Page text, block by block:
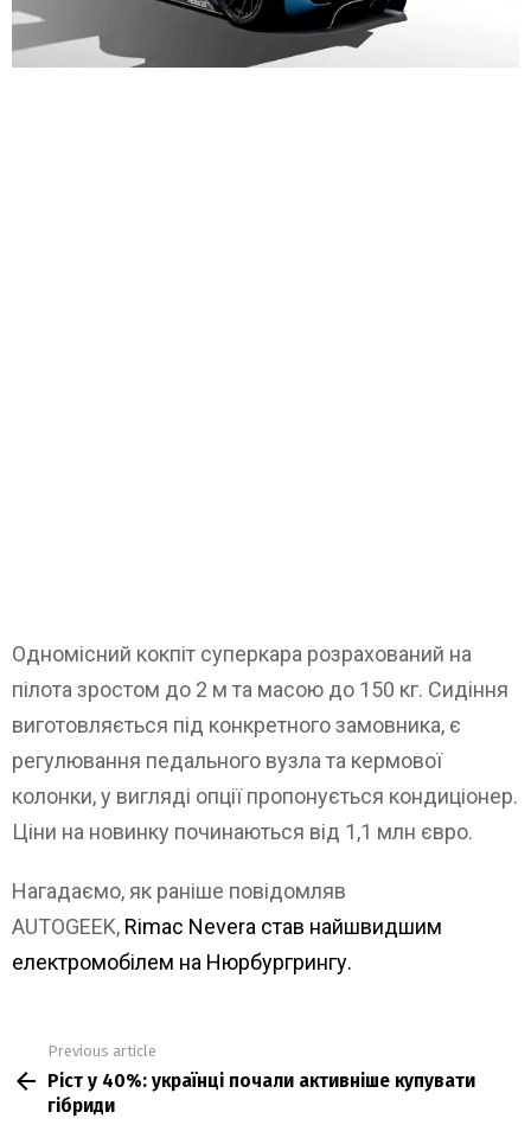
Одномісний кокпіт суперкара розрахований на
пілота зростом до 2 м та масою до 150 кг. Сидіння
виготовляється під конкретного замовника, є
регулювання педального вузла та кермової
колонки, у вигляді опції пропонується кондиціонер.
Ціни на новинку починаються від 1,1 млн євро.
Нагадаємо, як раніше повідомляв
AUTOGEEK, Rimac Nevera став найшвидшим
електромобілем на Нюрбургрингу.
more
Previous article
Ріст у 40%: українці почали активніше купувати
гібриди